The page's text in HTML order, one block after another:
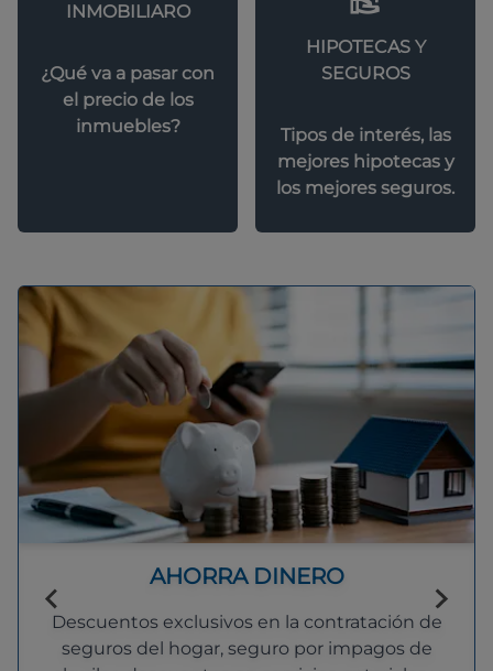
INMOBILIARO
¿Qué va a pasar con
el precio de los
inmuebles?
HIPOTECAS Y
SEGUROS
Tipos de interés, las
mejores hipotecas y
los mejores seguros.
AHORRA DINERO
Descuentos exclusivos en la contratación de
seguros del hogar, seguro por impagos de